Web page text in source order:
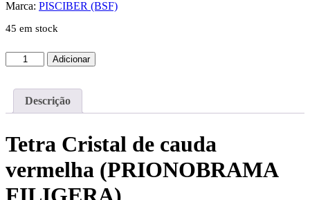
Marca: PISCIBER (BSF)
45 em stock
Quantidade
de
Cristal
3-
CM
Adicionar
Descrição
Tetra Cristal de cauda
vermelha (PRIONOBRAMA
FILIGERA)